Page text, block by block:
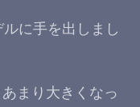
に手を出しまし
まり大きくなっ